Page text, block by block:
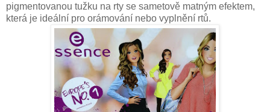
pigmentovanou tužku na rty se sametově matným efektem,
která je ideální pro orámování nebo vyplnění rtů.